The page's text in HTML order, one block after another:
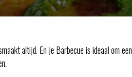
altijd. En je Barbecue is ideaal om een